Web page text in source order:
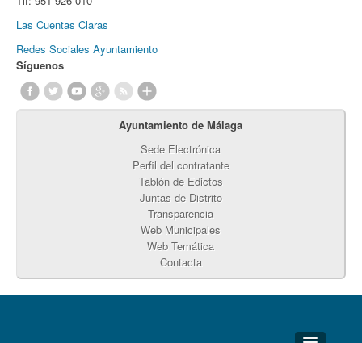
Las Cuentas Claras
Redes Sociales Ayuntamiento
Síguenos
Ayuntamiento de Málaga
Sede Electrónica
Perfil del contratante
Tablón de Edictos
Juntas de Distrito
Transparencia
Web Municipales
Web Temática
Contacta